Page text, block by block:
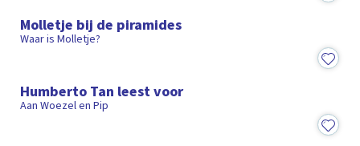
Molletje bij de piramides
Waar is Molletje?
Humberto Tan leest voor
Aan Woezel en Pip